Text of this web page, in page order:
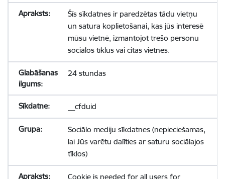
Šīs sīkdatnes ir paredzētas tādu vietņu
un satura koplietošanai, kas jūs interesē
mūsu vietnē, izmantojot trešo personu
sociālos tīklus vai citas vietnes.
24 stundas
__cfduid
Sociālo mediju sīkdatnes (nepieciešamas,
lai Jūs varētu dalīties ar saturu sociālajos
tīklos)
Cookie is needed for all users for